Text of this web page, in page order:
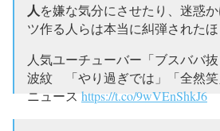
人を嫌な気分にさせたり、迷惑
ツ作る人らは本当に糾弾されたほ
人気ユーチューバー「ブスババ
波紋 「やり過ぎでは」「全然笑
ニュース https://t.co/9wVEnShkJ6